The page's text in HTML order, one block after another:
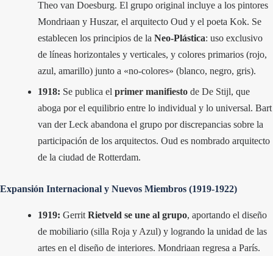
Theo van Doesburg. El grupo original incluye a los pintores
Mondriaan y Huszar, el arquitecto Oud y el poeta Kok. Se
establecen los principios de laNeo-Plástica: uso exclusivo
de líneas horizontales y verticales, y colores primarios (rojo,
azul, amarillo) junto a «no-colores» (blanco, negro, gris).
1918: Se publica elprimer manifiesto de De Stijl, que
aboga por el equilibrio entre lo individual y lo universal. Bart
van der Leck abandona el grupo por discrepancias sobre la
participación de los arquitectos. Oud es nombrado arquitecto
de la ciudad de Rotterdam.
Expansión Internacional y Nuevos Miembros (1919-1922)
1919: GerritRietveld se une al grupo, aportando el diseño
de mobiliario (silla Roja y Azul) y logrando la unidad de las
artes en el diseño de interiores. Mondriaan regresa a París.